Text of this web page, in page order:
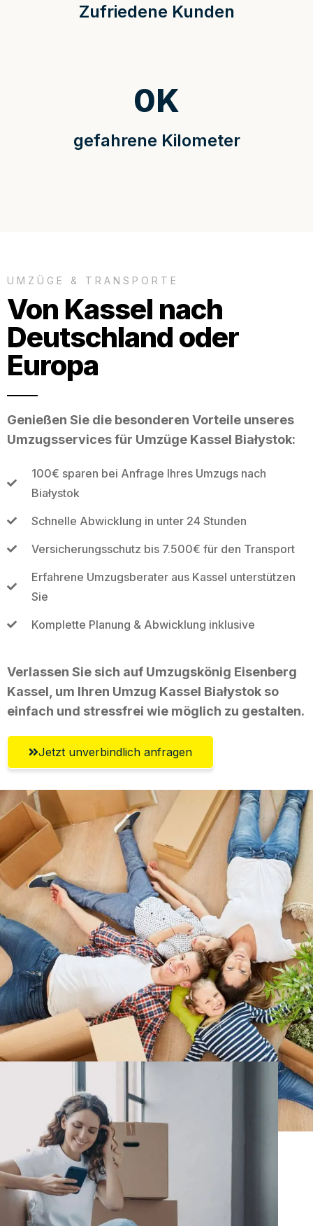
Zufriedene Kunden
gefahrene Kilometer
0K
UMZÜGE & TRANSPORTE
Von Kassel nach
Deutschland oder
Europa
Genießen Sie die besonderen Vorteile unseres
Umzugsservices für Umzüge Kassel Białystok:
100€ sparen bei Anfrage Ihres Umzugs nach
Białystok
Schnelle Abwicklung in unter 24 Stunden
Versicherungsschutz bis 7.500€ für den Transport
Erfahrene Umzugsberater aus Kassel unterstützen
Sie
Komplette Planung & Abwicklung inklusive
Verlassen Sie sich auf Umzugskönig Eisenberg
Kassel, um Ihren Umzug Kassel Białystok so
einfach und stressfrei wie möglich zu gestalten.
Jetzt unverbindlich anfragen